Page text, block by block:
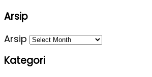
Arsip
Arsip
Kategori